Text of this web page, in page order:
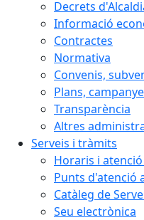
Decrets
Informació
Contractes
Normativa
Convenis,
Plans,
Transparència
Altres
Serveis i tràmits
Horaris i
Punts d'atenció
Catàleg de
Seu electrònica